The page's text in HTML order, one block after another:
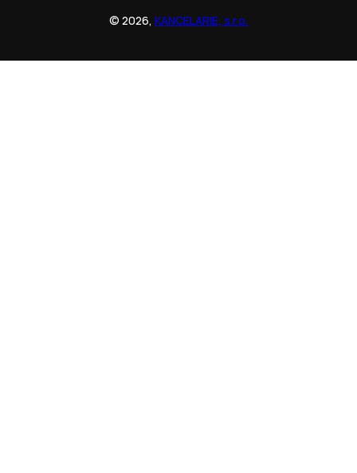
© 2026, KANCELARIE, s.r.o.